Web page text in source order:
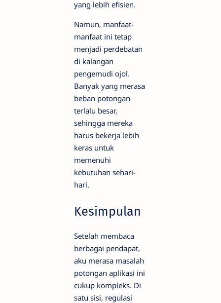
yang lebih efisien.
Namun, manfaat-
manfaat ini tetap
menjadi perdebatan
di kalangan
pengemudi ojol.
Banyak yang merasa
beban potongan
terlalu besar,
sehingga mereka
harus bekerja lebih
keras untuk
memenuhi
kebutuhan sehari-
hari.
Kesimpulan
Setelah membaca
berbagai pendapat,
aku merasa masalah
potongan aplikasi ini
cukup kompleks. Di
satu sisi, regulasi